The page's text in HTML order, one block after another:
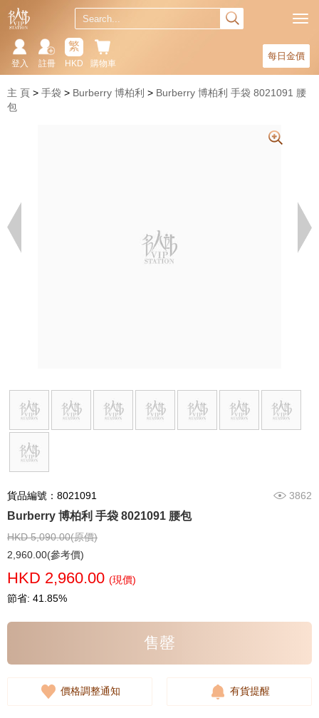
每日金價
購物車
繁
HKD
註冊
登入
主 頁 手袋 Burberry 博柏利
Burberry 博柏利 手袋 8021091 腰
包
貨品編號：8021091 3862
Burberry 博柏利 手袋 8021091 腰包
HKD 5,090.00(原價)
2,960.00(參考價)
HKD 2,960.00 (現價)
節省: 41.85%
售罄
價格調整通知 有貨提醒